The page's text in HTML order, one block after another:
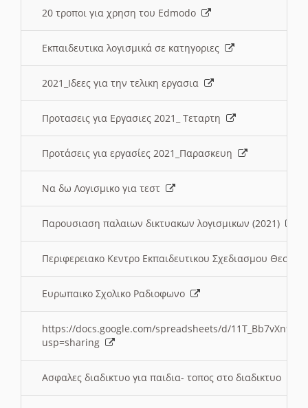
20 τροποι για χρηση του Edmodo
Εκπαιδευτικα λογισμικά σε κατηγοριες
2021_Ιδεες για την τελικη εργασια
Προτασεις για Εργασιες 2021_ Τεταρτη
Προτάσεις για εργασίες 2021_Παρασκευη
Να δω Λογισμικο για τεστ
Παρουσιαση παλαιων δικτυακων λογισμικων (2021)
Περιφερειακο Κεντρο Εκπαιδευτικου Σχεδιασμου
Ευρωπαικο Σχολικο Ραδιοφωνο
https://docs.google.com/spreadsheets/d/
usp=sharing
Ασφαλες διαδικτυο για παιδια- τοπος στο διαδικτυο